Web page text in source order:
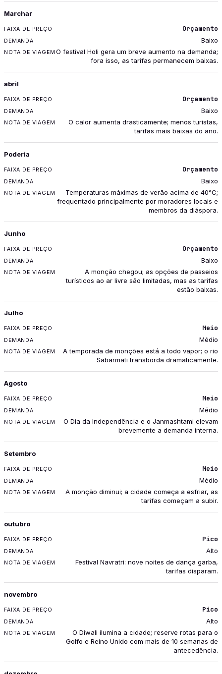
Marchar
Orçamento
Baixo
O festival Holi gera um breve aumento na demanda;
fora isso, as tarifas permanecem baixas.
abril
Orçamento
Baixo
O calor aumenta drasticamente; menos turistas,
tarifas mais baixas do ano.
Poderia
Orçamento
Baixo
Temperaturas máximas de verão acima de 40°C;
frequentado principalmente por moradores locais e
membros da diáspora.
Junho
Orçamento
Baixo
A monção chegou; as opções de passeios
turísticos ao ar livre são limitadas, mas as tarifas
estão baixas.
Julho
Meio
Médio
A temporada de monções está a todo vapor; o rio
Sabarmati transborda dramaticamente.
Agosto
Meio
Médio
O Dia da Independência e o Janmashtami elevam
brevemente a demanda interna.
Setembro
Meio
Médio
A monção diminui; a cidade começa a esfriar, as
tarifas começam a subir.
outubro
Pico
Alto
Festival Navratri: nove noites de dança garba,
tarifas disparam.
novembro
Pico
Alto
O Diwali ilumina a cidade; reserve rotas para o
Golfo e Reino Unido com mais de 10 semanas de
antecedência.